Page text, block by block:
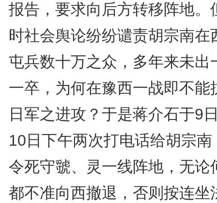
报告，要求向后方转移阵地。
时社会舆论纷纷谴责胡宗南在
屯兵数十万之众，多年来未出
一卒，为何在豫西一战即不能
日军之进攻？于是蒋介石于9
10日下午两次打电话给胡宗南
令死守虢、灵一线阵地，无论
都不准向西撤退，否则按连坐